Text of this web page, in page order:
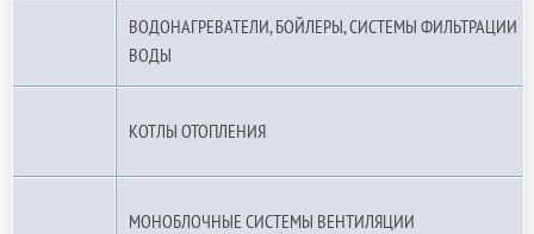
ВОДОНАГРЕВАТЕЛИ, БОЙЛЕРЫ, СИСТЕМЫ ФИЛЬТРАЦИИ
ВОДЫ
КОТЛЫ ОТОПЛЕНИЯ
МОНОБЛОЧНЫЕ СИСТЕМЫ ВЕНТИЛЯЦИИ